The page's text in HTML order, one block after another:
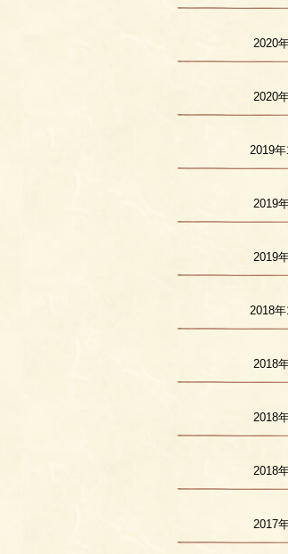
2020
2020
2019年
2019
2019
2018年
2018
2018
2018
2017